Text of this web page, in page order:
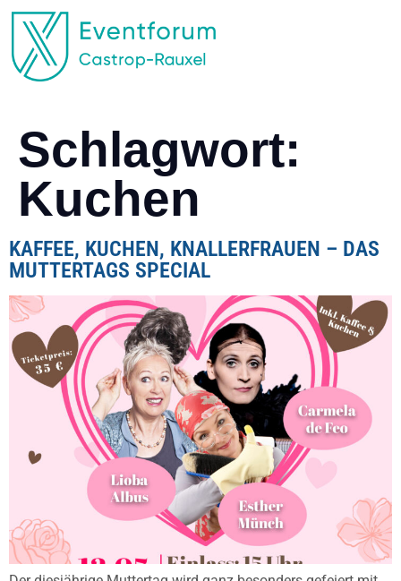
Schlagwort:
Kuchen
KAFFEE, KUCHEN, KNALLERFRAUEN – DAS
MUTTERTAGS SPECIAL